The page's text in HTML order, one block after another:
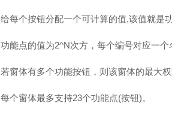
给每个按钮分配一个可计算的值,该值就是
功能点的值为2^N次方，每个编号对应一个
若窗体有多个功能按钮，则该窗体的最大
每个窗体最多支持23个功能点(按钮)。